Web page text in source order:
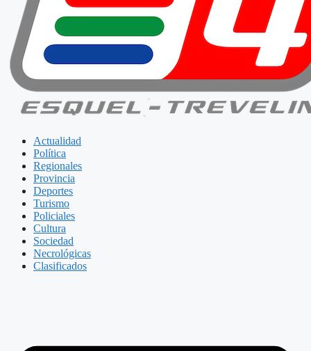
Actualidad
Política
Regionales
Provincia
Deportes
Turismo
Policiales
Cultura
Sociedad
Necrológicas
Clasificados